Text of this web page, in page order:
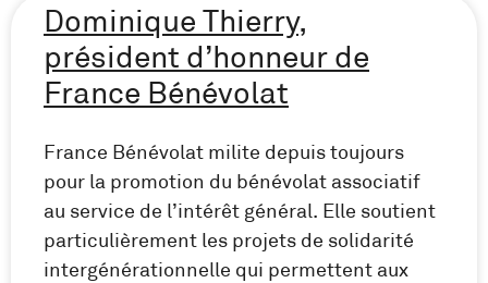
Dominique Thierry,
président d’honneur de
France Bénévolat
France Bénévolat milite depuis toujours
pour la promotion du bénévolat associatif
au service de l’intérêt général. Elle soutient
particulièrement les projets de solidarité
intergénérationnelle qui permettent aux